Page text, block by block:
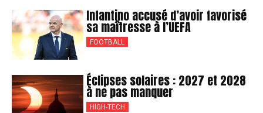
Infantino accusé d’avoir favorisé
sa maîtresse à l’UEFA
FOOTBALL
Éclipses solaires : 2027 et 2028
à ne pas manquer
HIGH-TECH